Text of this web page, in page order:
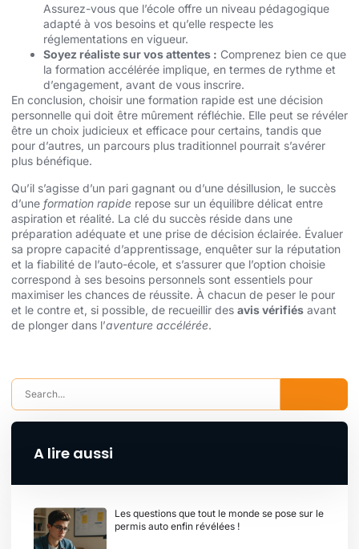
Assurez-vous que l’école offre un niveau pédagogique
adapté à vos besoins et qu’elle respecte les
réglementations en vigueur.
Soyez réaliste sur vos attentes : Comprenez bien ce que
la formation accélérée implique, en termes de rythme et
d’engagement, avant de vous inscrire.
En conclusion, choisir une formation rapide est une décision
personnelle qui doit être mûrement réfléchie. Elle peut se révéler
être un choix judicieux et efficace pour certains, tandis que
pour d’autres, un parcours plus traditionnel pourrait s’avérer
plus bénéfique.
Qu’il s’agisse d’un pari gagnant ou d’une désillusion, le succès
d’une formation rapide repose sur un équilibre délicat entre
aspiration et réalité. La clé du succès réside dans une
préparation adéquate et une prise de décision éclairée. Évaluer
sa propre capacité d’apprentissage, enquêter sur la réputation
et la fiabilité de l’auto-école, et s’assurer que l’option choisie
correspond à ses besoins personnels sont essentiels pour
maximiser les chances de réussite. À chacun de peser le pour
et le contre et, si possible, de recueillir des avis vérifiés avant
de plonger dans l’aventure accélérée.
A lire aussi
Les questions que tout le monde se pose sur le
permis auto enfin révélées !